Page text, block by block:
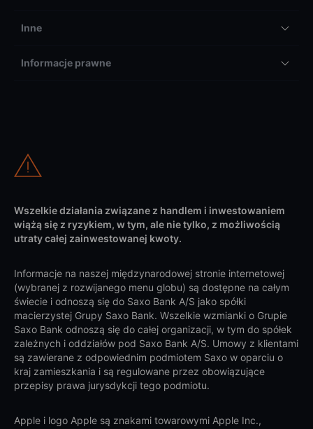
Inne
Informacje prawne
Wszelkie działania związane z handlem i inwestowaniem
wiążą się z ryzykiem, w tym, ale nie tylko, z możliwością
utraty całej zainwestowanej kwoty.
Informacje na naszej międzynarodowej stronie internetowej
(wybranej z rozwijanego menu globu) są dostępne na całym
świecie i odnoszą się do Saxo Bank A/S jako spółki
macierzystej Grupy Saxo Bank. Wszelkie wzmianki o Grupie
Saxo Bank odnoszą się do całej organizacji, w tym do spółek
zależnych i oddziałów pod Saxo Bank A/S. Umowy z klientami
są zawierane z odpowiednim podmiotem Saxo w oparciu o
kraj zamieszkania i są regulowane przez obowiązujące
przepisy prawa jurysdykcji tego podmiotu.
Apple i logo Apple są znakami towarowymi Apple Inc.,